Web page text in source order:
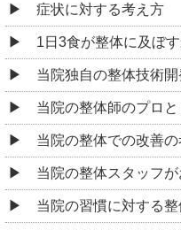
症状に対する考え方
1日3食が整体に及ぼ
当院独自の整体技術
当院の整体師のプロと
当院の整体での改善
当院の整体スタッフ
当院の習慣に対する